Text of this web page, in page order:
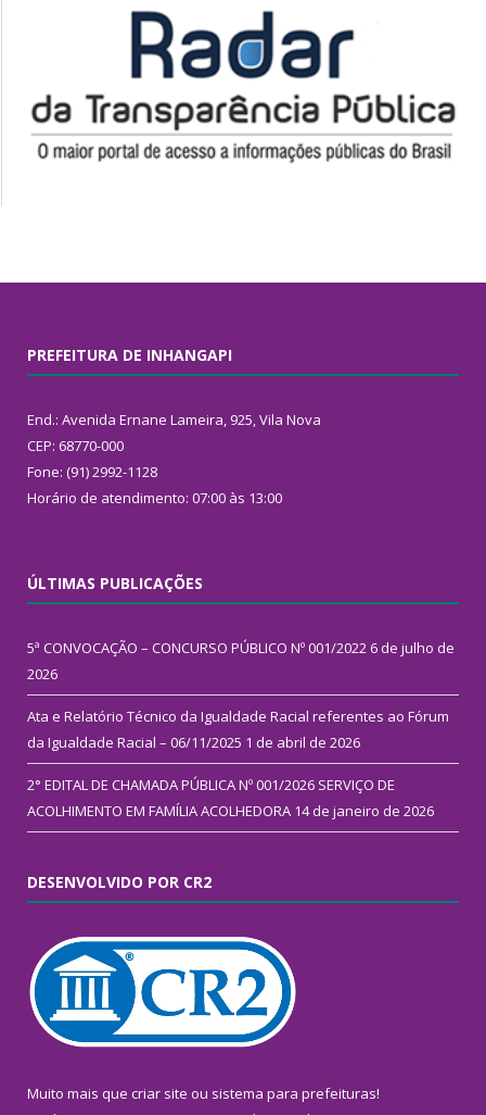
PREFEITURA DE INHANGAPI
End.: Avenida Ernane Lameira, 925, Vila Nova
CEP: 68770-000
Fone: (91) 2992-1128
Horário de atendimento: 07:00 às 13:00
ÚLTIMAS PUBLICAÇÕES
5ª CONVOCAÇÃO – CONCURSO PÚBLICO Nº 001/2022 6 de julho de
2026
Ata e Relatório Técnico da Igualdade Racial referentes ao Fórum
da Igualdade Racial – 06/11/2025 1 de abril de 2026
2° EDITAL DE CHAMADA PÚBLICA Nº 001/2026 SERVIÇO DE
ACOLHIMENTO EM FAMÍLIA ACOLHEDORA 14 de janeiro de 2026
DESENVOLVIDO POR CR2
Muito mais que criar site ou sistema para prefeituras!